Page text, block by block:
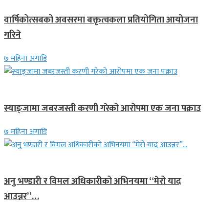
वार्षिकोत्सबको अवसरमा बक्तृत्वकला प्रतियोगिता आयोजना
गरिने
७ महिना अगाडि
स्याङ्जामा जबरजस्ती करणी गरेको आरोपमा एक जना पक्राउ
७ महिना अगाडि
अनु भण्डारी र विमल अधिकारीको अभिनयमा “मेरो याद
आउन्नर”…